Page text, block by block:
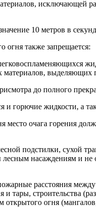
исключающей
10 метров в
огня также запрещается:
материалов,
до полного
и горючие жидкости, а
место очага горения
подстилки, сухой
насаждениям и не
расстояния
и тары, строительства
огня